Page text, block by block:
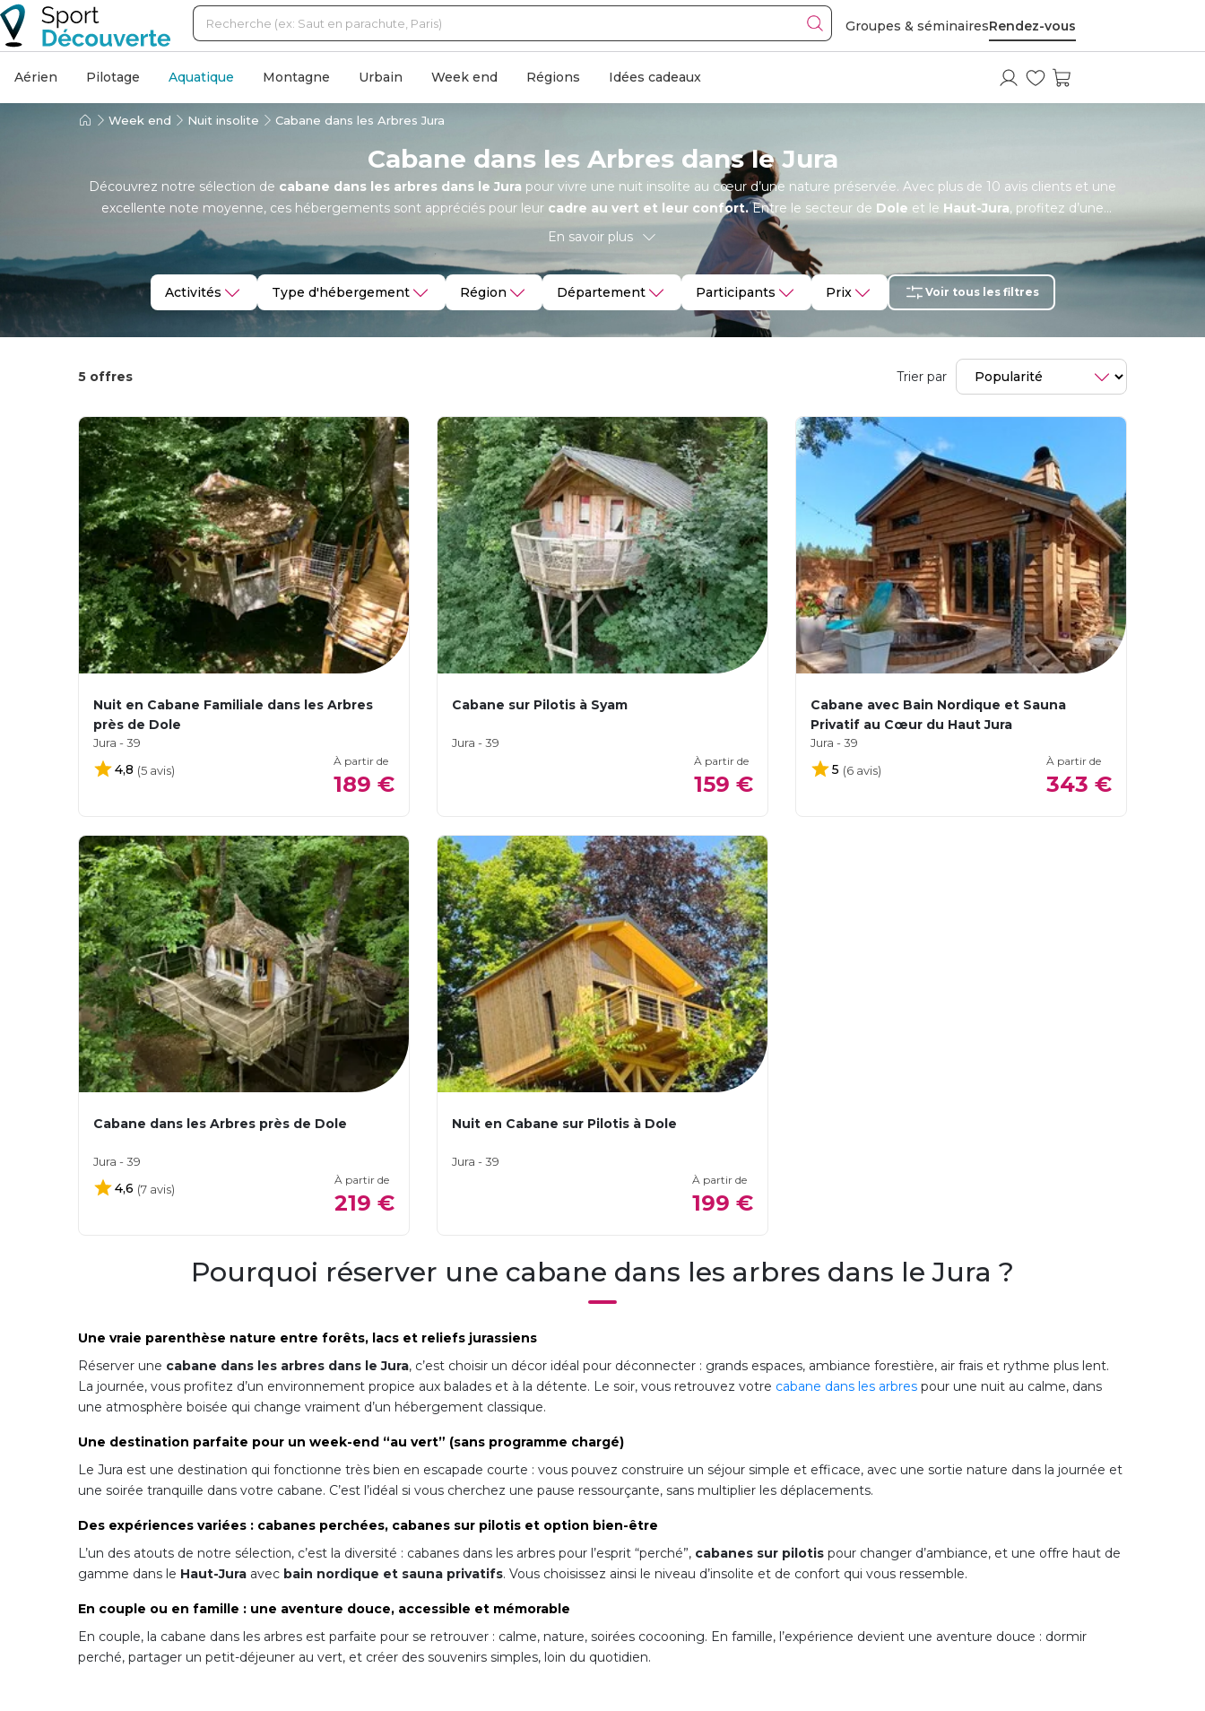
Groupes & séminairesRendez-vous
Aérien Pilotage Aquatique Montagne Urbain Week end Régions Idées cadeaux
Week end Nuit insolite Cabane dans les Arbres Jura
Cabane dans les Arbres dans le Jura
Découvrez notre sélection de cabane dans les arbres dans le Jura pour vivre une nuit insolite au cœur d’une nature préservée. Avec plus de 10 avis clients et une
excellente note moyenne, ces hébergements sont appréciés pour leur cadre au vert et leur confort.Entre le secteur de Dole et le Haut-Jura, profitez d’une
parenthèse ressourçante en duo ou en famille. Réservez votre cabane dans les arbres dans le Jura dès maintenant, en couple ou en famille.
En savoir plus
Activités Type d'hébergement Région Département Participants Prix Voir tous les filtres
5 offres Trier par
Nuit en Cabane Familiale dans les Arbres
près de Dole
Jura - 39
4,8 (5 avis)
À partir de
189 €
Cabane sur Pilotis à Syam
Jura - 39
À partir de
159 €
Cabane avec Bain Nordique et Sauna
Privatif au Cœur du Haut Jura
Jura - 39
5 (6 avis)
À partir de
343 €
Cabane dans les Arbres près de Dole
Jura - 39
4,6 (7 avis)
À partir de
219 €
Nuit en Cabane sur Pilotis à Dole
Jura - 39
À partir de
199 €
Pourquoi réserver une cabane dans les arbres dans le Jura ?
Une vraie parenthèse nature entre forêts, lacs et reliefs jurassiens
Réserver une cabane dans les arbres dans le Jura, c’est choisir un décor idéal pour déconnecter : grands espaces, ambiance forestière, air frais et rythme plus lent.
La journée, vous profitez d’un environnement propice aux balades et à la détente. Le soir, vous retrouvez votre cabane dans les arbres pour une nuit au calme, dans
une atmosphère boisée qui change vraiment d’un hébergement classique.
Une destination parfaite pour un week-end “au vert” (sans programme chargé)
Le Jura est une destination qui fonctionne très bien en escapade courte : vous pouvez construire un séjour simple et efficace, avec une sortie nature dans la journée et
une soirée tranquille dans votre cabane. C’est l’idéal si vous cherchez une pause ressourçante, sans multiplier les déplacements.
Des expériences variées : cabanes perchées, cabanes sur pilotis et option bien-être
L’un des atouts de notre sélection, c’est la diversité : cabanes dans les arbres pour l’esprit “perché”, cabanes sur pilotis pour changer d’ambiance, et une offre haut de
gamme dans le Haut-Jura avec bain nordique et sauna privatifs. Vous choisissez ainsi le niveau d’insolite et de confort qui vous ressemble.
En couple ou en famille : une aventure douce, accessible et mémorable
En couple, la cabane dans les arbres est parfaite pour se retrouver : calme, nature, soirées cocooning. En famille, l’expérience devient une aventure douce : dormir
perché, partager un petit-déjeuner au vert, et créer des souvenirs simples, loin du quotidien.